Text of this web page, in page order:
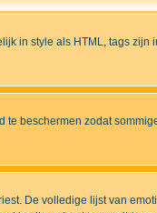
in style als HTML, tags zijn
te beschermen zodat
De volledige lijst van